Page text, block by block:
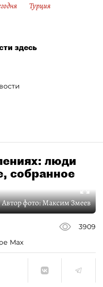
Турция
здесь
люди
собранное
Автор фото:Максим Змеев
3909
Max